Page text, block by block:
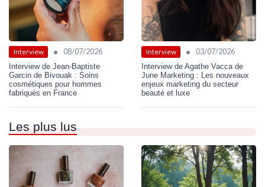
Interview • 08/07/2026
Interview de Jean-Baptiste
Garcin de Bivouak : Soins
cosmétiques pour hommes
fabriqués en France
Interview • 03/07/2026
Interview de Agathe Vacca de
June Marketing : Les nouveaux
enjeux marketing du secteur
beauté et luxe
Les plus lus